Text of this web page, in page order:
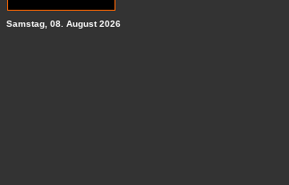
Samstag, 08. August 2026